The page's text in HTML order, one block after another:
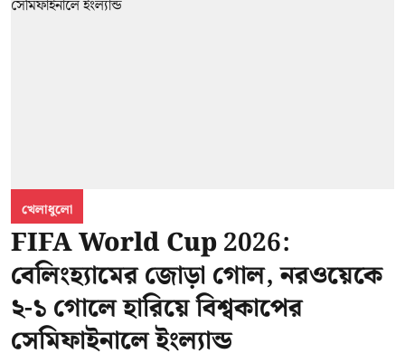
খেলাধুলো
FIFA World Cup 2026:
বেলিংহ্যামের জোড়া গোল, নরওয়েকে
২-১ গোলে হারিয়ে বিশ্বকাপের
সেমিফাইনালে ইংল্যান্ড